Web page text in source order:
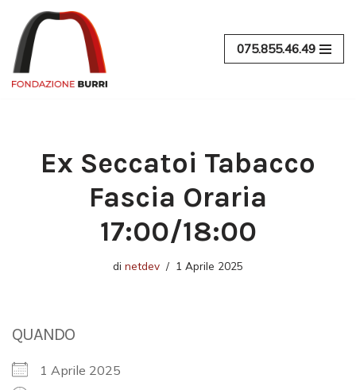
Vai
al
contenuto
075.855.46.49
Ex Seccatoi Tabacco
Fascia Oraria
17:00/18:00
di netdev 1 Aprile 2025
QUANDO
1 Aprile 2025